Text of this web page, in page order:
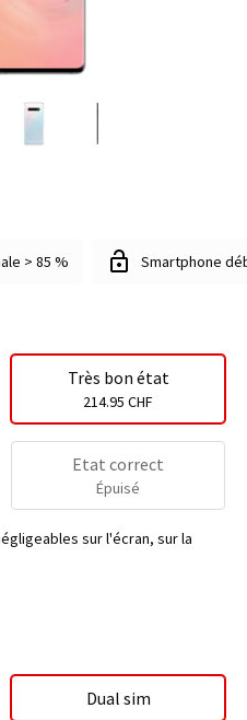
> 85 % Smartphone
Très bon état
214.95 CHF
Etat correct
Épuisé
sur l'écran, sur la
Dual sim